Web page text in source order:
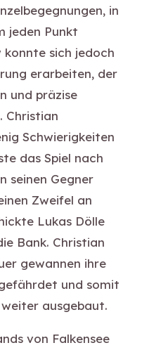
in
jeden Punkt
sich jedoch
erarbeiten, der
und präzise
Christian
Schwierigkeiten
das Spiel nach
seinen Gegner
Zweifel an
Lukas Dölle
Bank. Christian
gewannen ihre
und somit
ausgebaut.
von Falkensee